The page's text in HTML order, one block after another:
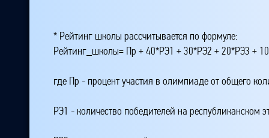
* Рейтинг школы рассчитывается по формуле:
Рейтинг_школы= Пр + 40*РЭ1 + 30*РЭ2 + 20*РЭ3 +
где Пр - процент участия в олимпиаде от общего
РЭ1 - количество победителей на республиканском